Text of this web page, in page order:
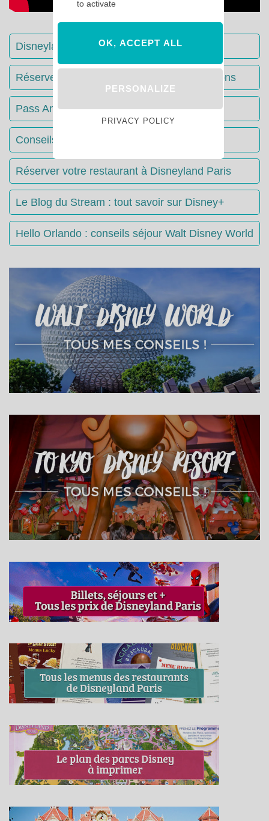
Disneyland Paris : Le guide complet
Réserver votre séjour : toutes les informations
Pass Annuels Disney : informations
Conseils & Astuces Disneyland Paris
Réserver votre restaurant à Disneyland Paris
Le Blog du Stream : tout savoir sur Disney+
Hello Orlando : conseils séjour Walt Disney World
to activate
OK, ACCEPT ALL
PERSONALIZE
PRIVACY POLICY